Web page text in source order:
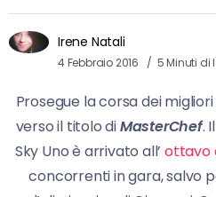
Irene Natali
4 Febbraio 2016 5 Minuti di
Prosegue la corsa dei
verso il titolo diMasterChef.
Sky Uno è arrivato all’ ottavo
concorrenti in gara, salvo